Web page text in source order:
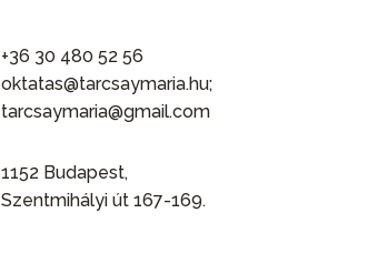
+36 30 480 52 56
oktatas@tarcsaymaria.hu;
tarcsaymaria@gmail.com
1152 Budapest,
Szentmihályi út 167-169.